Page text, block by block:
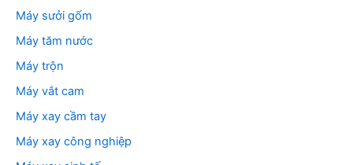
Máy sưởi gốm
Máy tăm nước
Máy trộn
Máy vắt cam
Máy xay cầm tay
Máy xay công nghiệp